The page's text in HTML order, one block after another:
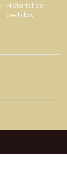
Historial de
pedidos